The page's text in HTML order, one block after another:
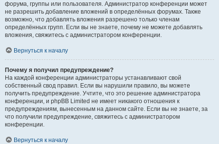
форума, группы или пользователя. Администратор конференции может
не разрешить добавление вложений в определённых форумах. Также
возможно, что добавлять вложения разрешено только членам
определённых групп. Если вы не знаете, почему не можете добавлять
вложения, свяжитесь с администратором конференции.
Вернуться к началу
Почему я получил предупреждение?
На каждой конференции администраторы устанавливают свой
собственный свод правил. Если вы нарушили правило, вы можете
получить предупреждение. Учтите, что это решение администратора
конференции, и phpBB Limited не имеет никакого отношения к
предупреждениям, вынесенным на данном сайте. Если вы не знаете, за
что получили предупреждение, свяжитесь с администратором
конференции.
Вернуться к началу